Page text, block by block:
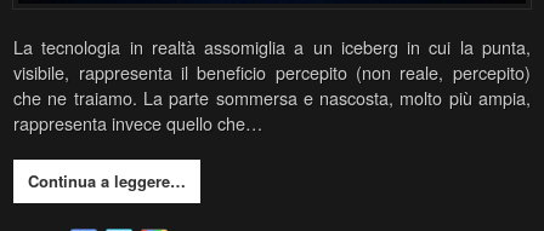
La tecnologia in realtà assomiglia a un iceberg in cui la punta,
visibile, rappresenta il beneficio percepito (non reale, percepito)
che ne traiamo. La parte sommersa e nascosta, molto più ampia,
rappresenta invece quello che…
Continua a leggere…